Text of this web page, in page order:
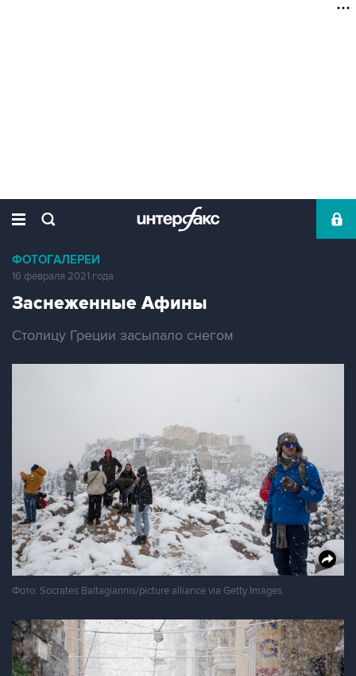
ФОТОГАЛЕРЕИ
16 февраля 2021 года
Заснеженные Афины
Столицу Греции засыпало снегом
Фото: Socrates Baltagiannis/picture alliance via Getty Images